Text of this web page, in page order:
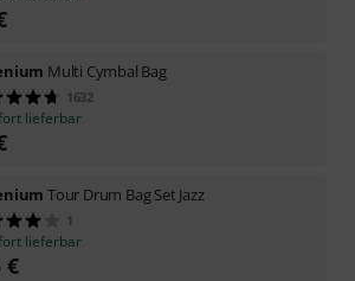
Multi Cymbal Bag
1632
lieferbar
Tour Drum Bag Set Jazz
1
lieferbar
€